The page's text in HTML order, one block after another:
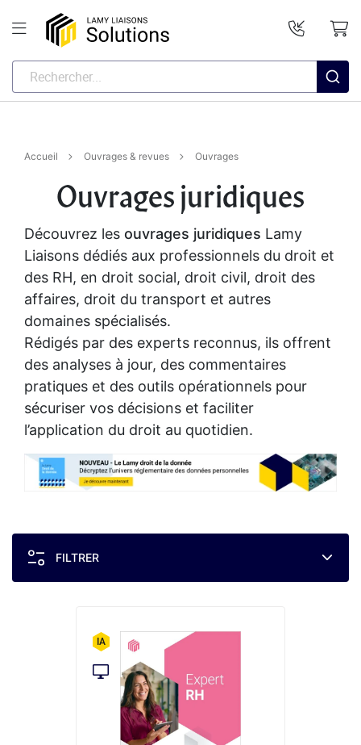
Accueil Ouvrages & revues Ouvrages
Ouvrages juridiques
Découvrez les ouvrages juridiques Lamy
Liaisons dédiés aux professionnels du droit et
des RH, en droit social, droit civil, droit des
affaires, droit du transport et autres
domaines spécialisés.
Rédigés par des experts reconnus, ils offrent
des analyses à jour, des commentaires
pratiques et des outils opérationnels pour
sécuriser vos décisions et faciliter
l’application du droit au quotidien.
FILTRER